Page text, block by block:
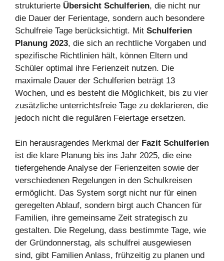
strukturierte Übersicht Schulferien, die nicht nur
die Dauer der Ferientage, sondern auch besondere
Schulfreie Tage berücksichtigt. Mit Schulferien
Planung 2023, die sich an rechtliche Vorgaben und
spezifische Richtlinien hält, können Eltern und
Schüler optimal ihre Ferienzeit nutzen. Die
maximale Dauer der Schulferien beträgt 13
Wochen, und es besteht die Möglichkeit, bis zu vier
zusätzliche unterrichtsfreie Tage zu deklarieren, die
jedoch nicht die regulären Feiertage ersetzen.
Ein herausragendes Merkmal der Fazit Schulferien
ist die klare Planung bis ins Jahr 2025, die eine
tiefergehende Analyse der Ferienzeiten sowie der
verschiedenen Regelungen in den Schulkreisen
ermöglicht. Das System sorgt nicht nur für einen
geregelten Ablauf, sondern birgt auch Chancen für
Familien, ihre gemeinsame Zeit strategisch zu
gestalten. Die Regelung, dass bestimmte Tage, wie
der Gründonnerstag, als schulfrei ausgewiesen
sind, gibt Familien Anlass, frühzeitig zu planen und